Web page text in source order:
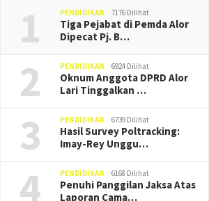
1 PENDIDIKAN 7176 Dilihat
Tiga Pejabat di Pemda Alor
Dipecat Pj. B…
2 PENDIDIKAN 6924 Dilihat
Oknum Anggota DPRD Alor
Lari Tinggalkan …
3 PENDIDIKAN 6739 Dilihat
Hasil Survey Poltracking:
Imay-Rey Unggu…
4 PENDIDIKAN 6168 Dilihat
Penuhi Panggilan Jaksa Atas
Laporan Cama…